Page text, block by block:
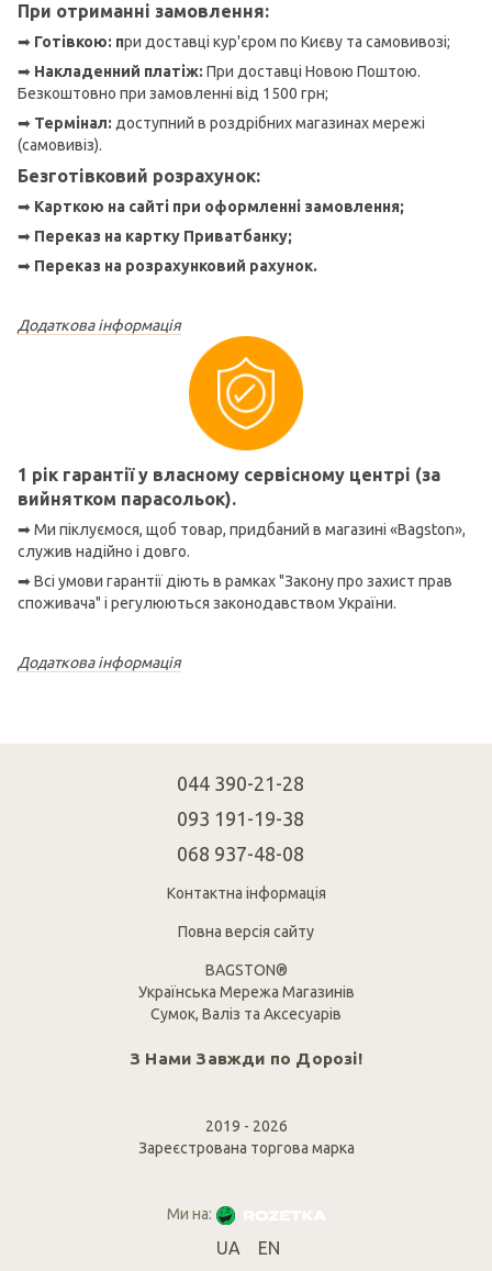
При отриманні замовлення:
➡ Готівкою: при доставці кур'єром по Києву та самовивозі;
➡ Накладенний платіж: При доставці Новою Поштою.
Безкоштовно при замовленні від 1500 грн;
➡ Термінал: доступний в роздрібних магазинах мережі
(самовивіз).
Безготівковий розрахунок:
➡ Карткою на сайті при оформленні замовлення;
➡ Переказ на картку Приватбанку;
➡ Переказ на розрахунковий рахунок.
Додаткова інформація
1 рік гарантії у власному сервісному центрі (за
вийнятком парасольок).
➡ Ми піклуємося, щоб товар, придбаний в магазині «Bagston»,
служив надійно і довго.
➡ Всі умови гарантії діють в рамках "Закону про захист прав
споживача" і регулюються законодавством України.
Додаткова інформація
044 390-21-28
093 191-19-38
068 937-48-08
Контактна інформація
Повна версія сайту
BAGSTON®
Українська Мережа Магазинів
Сумок, Валіз та Аксесуарів
З Нами Завжди по Дорозі!
2019 - 2026
Зареєстрована торгова марка
Ми на:
UA EN